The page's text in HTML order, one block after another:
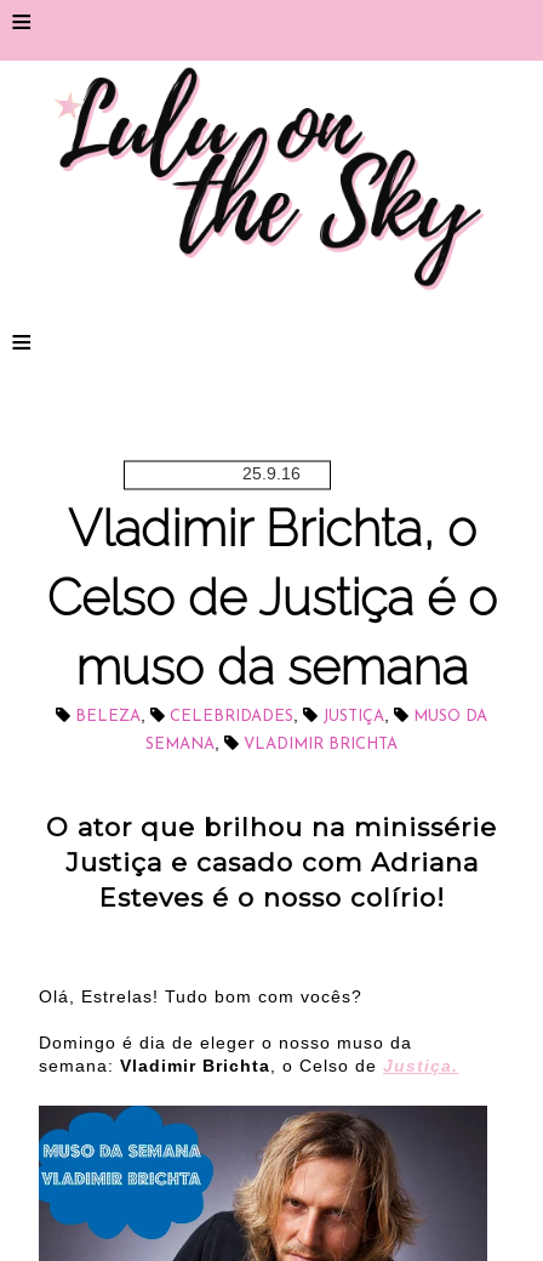
≡
≡
25.9.16
Vladimir Brichta, o
Celso de Justiça é o
muso da semana
BELEZA, CELEBRIDADES, JUSTIÇA,
MUSO DA
SEMANA, VLADIMIR BRICHTA
O ator que brilhou na minissérie
Justiça e casado com Adriana
Esteves é o nosso colírio!
Olá, Estrelas! Tudo bom com vocês?
Domingo é dia de eleger o nosso muso da
semana: Vladimir Brichta , o Celso de Justiça.